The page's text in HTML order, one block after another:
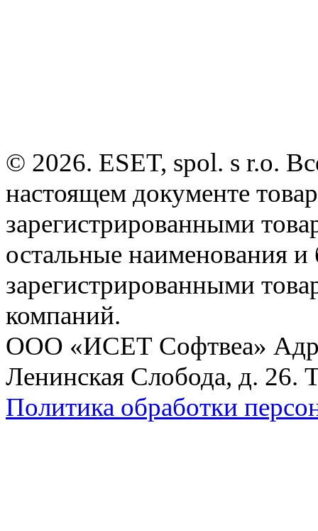
© 2026. ESET, spol. s r.o.
настоящем документе
зарегистрированными
остальные наименования
зарегистрированными
компаний.
ООО «ИСЕТ Софтвеа»
Ленинская Слобода, д. 26.
Политика обработки